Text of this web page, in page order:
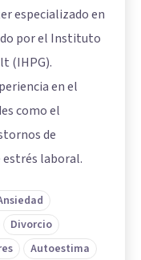
especializado en
por el Instituto
(IHPG).
en el
como el
de
estrés laboral.
Divorcio
Autoestima